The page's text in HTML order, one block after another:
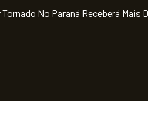
No Paraná Receberá Mais